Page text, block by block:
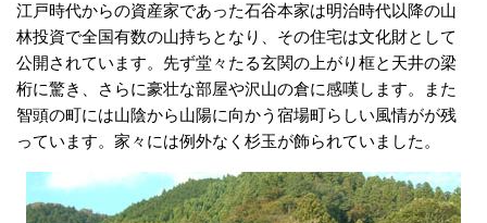
江戸時代からの資産家であった石谷本家は明治時代以降の山
林投資で全国有数の山持ちとなり、その住宅は文化財として
公開されています。先ず堂々たる玄関の上がり框と天井の梁
桁に驚き、さらに豪壮な部屋や沢山の倉に感嘆します。また
智頭の町には山陰から山陽に向かう宿場町らしい風情がが残
っています。家々には例外なく杉玉が飾られていました。